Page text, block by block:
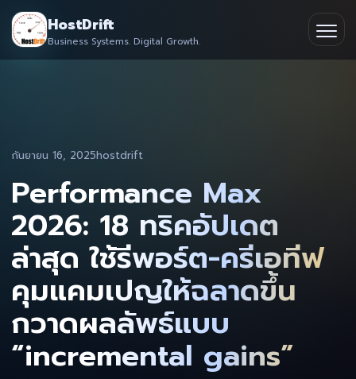
Skip
content
HostDrift
Business Systems. Digital Growth.
Partner
กันยายน 16, 2025hostdrift
Performance Max
2026: 18 ทริคอัปเดต
ล่าสุด ใช้รีพอร์ต-ครีเอทีฟ
คุมแคมเปญให้ฉลาดขึ้น
กวาดผลลัพธ์แบบ
“incremental gains”